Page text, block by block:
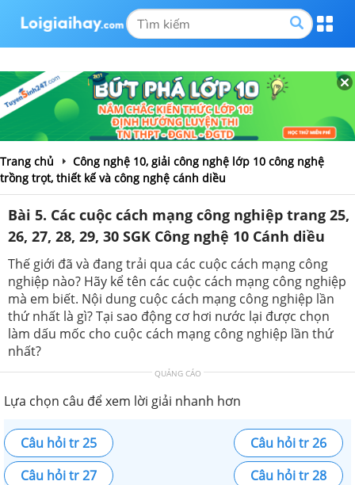
Trang chủ
Công nghệ 10, giải công nghệ lớp 10 công nghệ
trồng trọt, thiết kế và công nghệ cánh diều
Bài 5. Các cuộc cách mạng công nghiệp trang 25,
26, 27, 28, 29, 30 SGK Công nghệ 10 Cánh diều
Thế giới đã và đang trải qua các cuộc cách mạng công
nghiệp nào? Hãy kể tên các cuộc cách mạng công nghiệp
mà em biết. Nội dung cuộc cách mạng công nghiệp lần
thứ nhất là gì? Tại sao động cơ hơi nước lại được chọn
làm dấu mốc cho cuộc cách mạng công nghiệp lần thứ
nhất?
QUẢNG CÁO
Lựa chọn câu để xem lời giải nhanh hơn
Câu hỏi tr 25
Câu hỏi tr 26
Câu hỏi tr 27
Câu hỏi tr 28